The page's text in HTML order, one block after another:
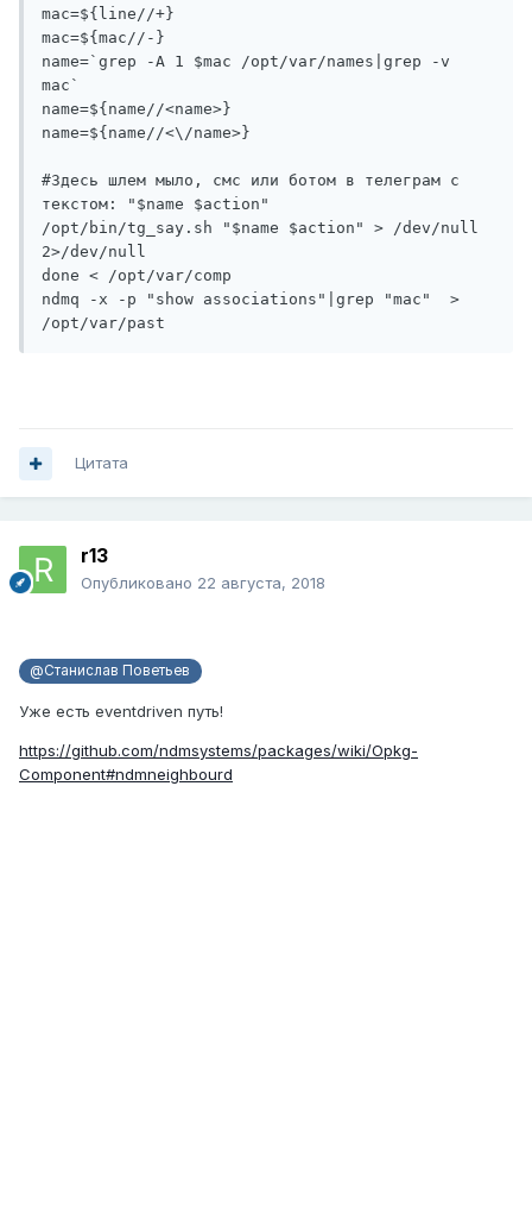
mac=${line//+}
mac=${mac//-}
name=`grep -A 1 $mac /opt/var/names|grep -v
mac`
name=${name//<name>}
name=${name//<\/name>}
#Здесь шлем мыло, смс или ботом в телеграм с
текстом: "$name $action"
/opt/bin/tg_say.sh "$name $action" > /dev/null
2>/dev/null
done < /opt/var/comp
ndmq -x -p "show associations"|grep "mac"  >
Цитата
r13
Опубликовано 22 августа, 2018
@Станислав Поветьев
Уже есть eventdriven путь!
https://github.com/ndmsystems/packages/wiki/Opkg-
Component#ndmneighbourd